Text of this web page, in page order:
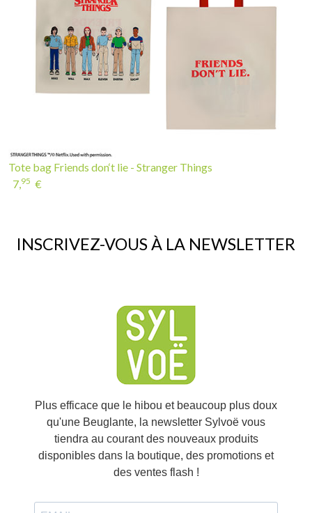
7,95€
Plus efficace que le hibou et beaucoup plus doux
qu'une Beuglante, la newsletter Sylvoë vous
tiendra au courant des nouveaux produits
disponibles dans la boutique, des promotions et
des ventes flash !
If you continue to browse this website, you are allowing all third-